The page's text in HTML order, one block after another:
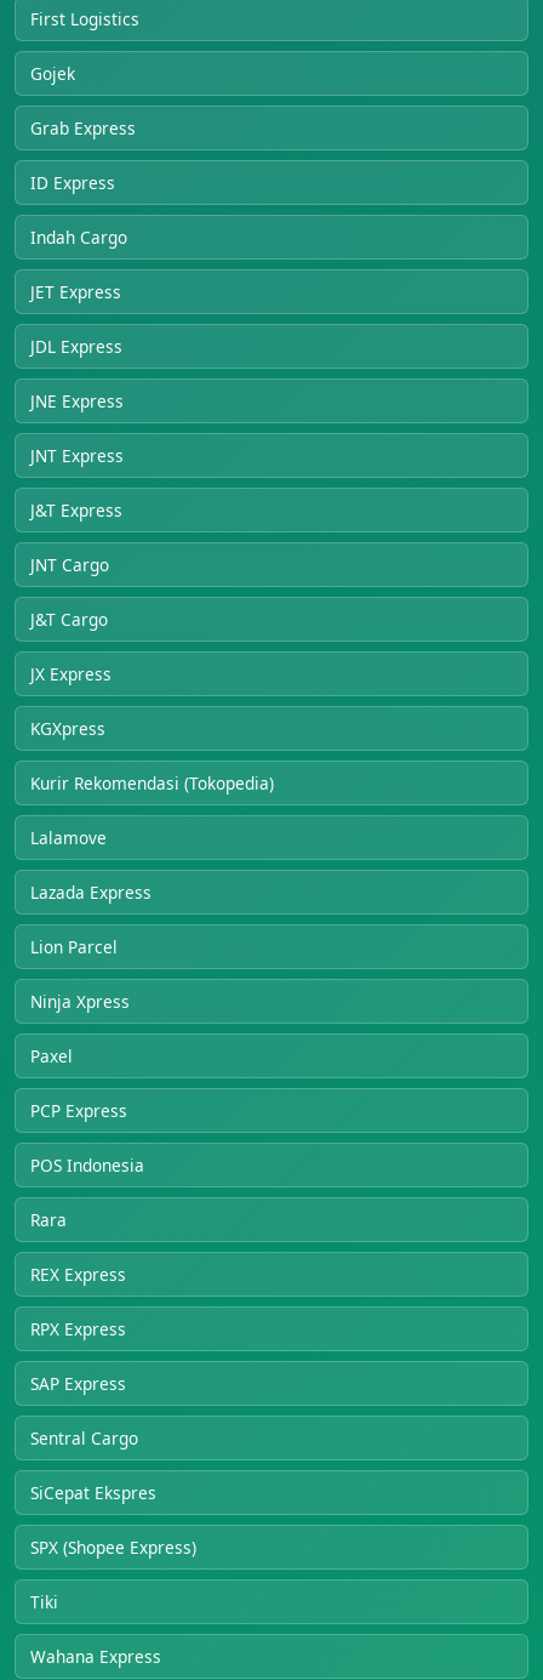
First Logistics
Gojek
Grab Express
ID Express
Indah Cargo
JET Express
JDL Express
JNE Express
JNT Express
J&T Express
JNT Cargo
J&T Cargo
JX Express
KGXpress
Kurir Rekomendasi (Tokopedia)
Lalamove
Lazada Express
Lion Parcel
Ninja Xpress
Paxel
PCP Express
POS Indonesia
Rara
REX Express
RPX Express
SAP Express
Sentral Cargo
SiCepat Ekspres
SPX (Shopee Express)
Tiki
Wahana Express